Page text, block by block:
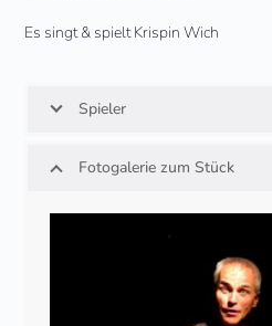
Es singt & spielt Krispin Wich
Spieler
Fotogalerie zum Stück